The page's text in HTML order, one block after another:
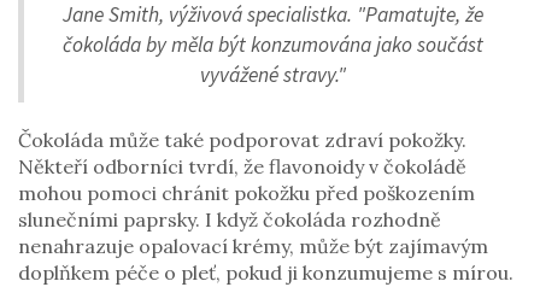
Jane Smith, výživová specialistka. "Pamatujte, že
čokoláda by měla být konzumována jako součást
vyvážené stravy."
Čokoláda může také podporovat zdraví pokožky.
Někteří odborníci tvrdí, že flavonoidy v čokoládě
mohou pomoci chránit pokožku před poškozením
slunečními paprsky. I když čokoláda rozhodně
nenahrazuje opalovací krémy, může být zajímavým
doplňkem péče o pleť, pokud ji konzumujeme s mírou.